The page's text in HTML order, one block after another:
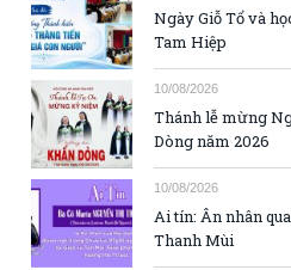
Ngày Giỗ Tổ và
Tam Hiệp
10/08/2026
Thánh lễ mừng
Dòng năm 2026
10/08/2026
Ai tín: Ân nhân
Thanh Mùi